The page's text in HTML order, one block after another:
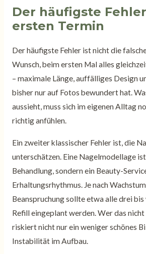
Der häufigste
ersten Termin
Der häufigste Fehler ist nicht die
Wunsch, beim ersten Mal alles
– maximale Länge, auffälliges Design
bisher nur auf Fotos bewundert hat.
aussieht, muss sich im eigenen Alltag
richtig anfühlen.
Ein zweiter klassischer Fehler ist, die
unterschätzen. Eine Nagelmodellage
Behandlung, sondern ein Beauty-
Erhaltungsrhythmus. Je nach
Beanspruchung sollte etwa alle drei bis
Refill eingeplant werden. Wer das
riskiert nicht nur ein weniger schönes
Instabilität im Aufbau.